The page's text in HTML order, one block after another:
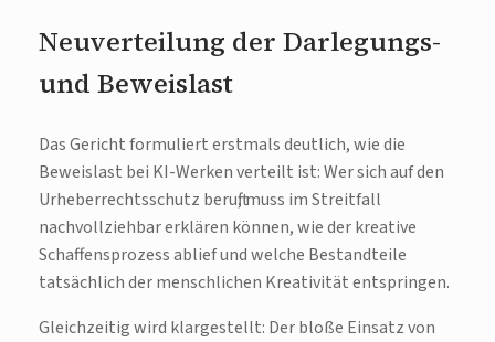
Neuverteilung der Darlegungs-
und Beweislast
Das Gericht formuliert erstmals deutlich, wie die
Beweislast bei KI-Werken verteilt ist: Wer sich auf den
Urheberrechtsschutz beruft, muss im Streitfall
nachvollziehbar erklären können, wie der kreative
Schaffensprozess ablief und welche Bestandteile
tatsächlich der menschlichen Kreativität entspringen.
Gleichzeitig wird klargestellt: Der bloße Einsatz von